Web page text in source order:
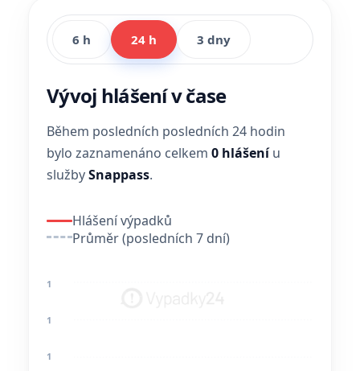
6 h 24 h 3 dny
Vývoj hlášení v čase
Během posledních posledních 24 hodin
bylo zaznamenáno celkem 0 hlášeníu
službySnappass.
Hlášení výpadků
Průměr (posledních 7 dní)
1
1
1